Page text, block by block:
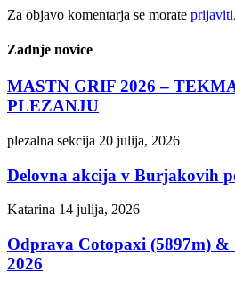
Za objavo komentarja se morate prijaviti.
Zadnje novice
MASTN GRIF 2026 –
PLEZANJU
plezalna sekcija 20 julija, 2026
Delovna akcija v Burjakovih
Katarina 14 julija, 2026
Odprava Cotopaxi (5897m) &
2026